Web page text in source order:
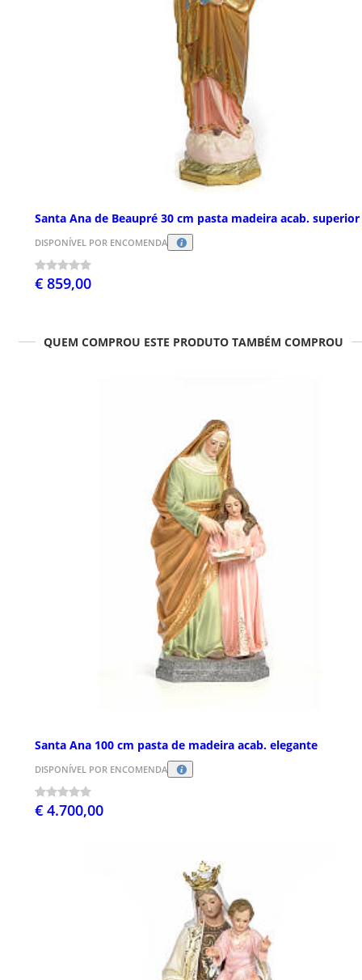
Santa Ana de Beaupré 30 cm pasta madeira acab. superior
DISPONÍVEL POR ENCOMENDA
€ 859,00
QUEM COMPROU ESTE PRODUTO TAMBÉM COMPROU
Santa Ana 100 cm pasta de madeira acab. elegante
DISPONÍVEL POR ENCOMENDA
€ 4.700,00